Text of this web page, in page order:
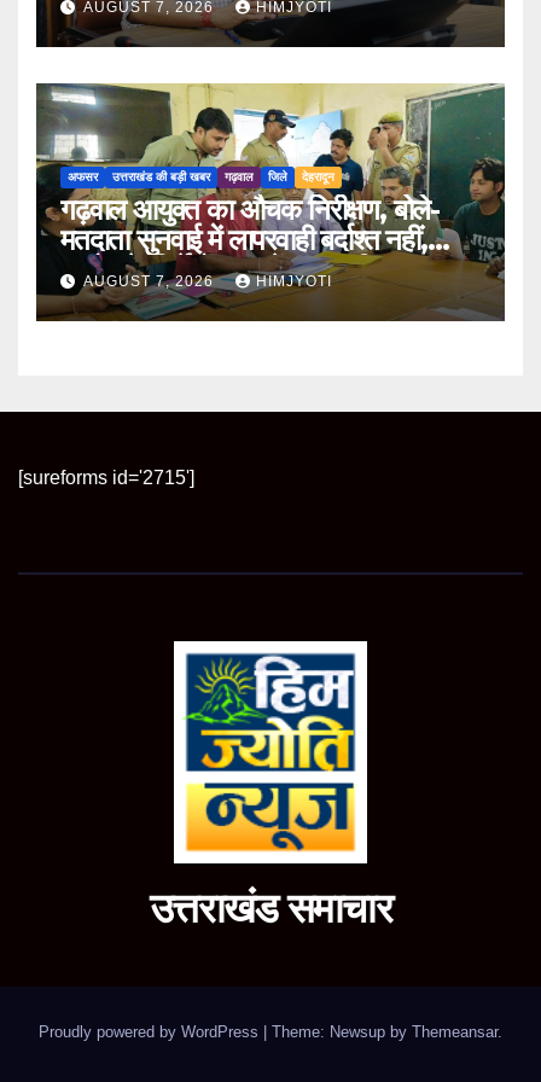
AUGUST 7, 2026 HIMJYOTI
अफसर उत्तराखंड की बड़ी खबर गढ़वाल जिले देहरादून
गढ़वाल आयुक्त का औचक निरीक्षण, बोले-
मतदाता सुनवाई में लापरवाही बर्दाश्त नहीं,
आयोग के निर्देशों का करें शत-प्रतिशत पालन
AUGUST 7, 2026 HIMJYOTI
[sureforms id='2715']
उत्तराखंड समाचार
Proudly powered by WordPress Theme: Newsup by Themeansar.